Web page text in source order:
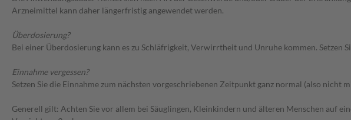
Arzneimittel kann daher längerfristig angewendet werden.
Überdosierung?
Bei einer Überdosierung kann es zu Schläfrigkeit, Verwirrtheit und Unruhe kommen.
Einnahme vergessen?
Setzen Sie die Einnahme zum nächsten vorgeschriebenen Zeitpunkt ganz normal (also nicht
Generell gilt: Achten Sie vor allem bei Säuglingen, Kleinkindern und älteren Menschen auf